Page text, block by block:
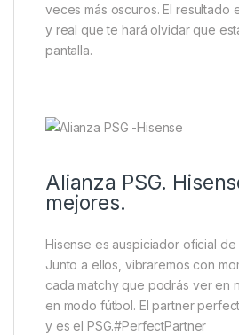
veces más oscuros. El resultado
y real que te hará olvidar que
pantalla.
Alianza PSG.
mejores.
Hisense es auspiciador oficial de
Junto a ellos, vibraremos con
cada matchy que podrás ver en
en modo fútbol. El partner
y es el PSG.#PerfectPartner